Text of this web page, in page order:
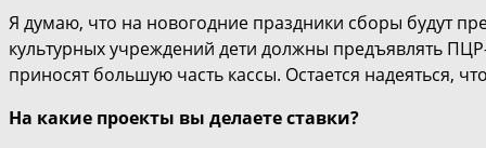
Я думаю, что на новогодние праздники сборы будут
культурных учреждений дети должны предъявлять
приносят большую часть кассы. Остается надеяться,
На какие проекты вы делаете ставки?